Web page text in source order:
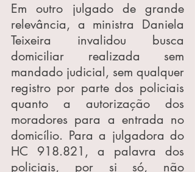
Em outro julgado de grande
relevância, a ministra Daniela
Teixeira invalidou busca
domiciliar realizada sem
mandado judicial, sem qualquer
registro por parte dos policiais
quanto a autorização dos
moradores para a entrada no
domicílio. Para a julgadora do
HC 918.821, a palavra dos
policiais, por si só, não